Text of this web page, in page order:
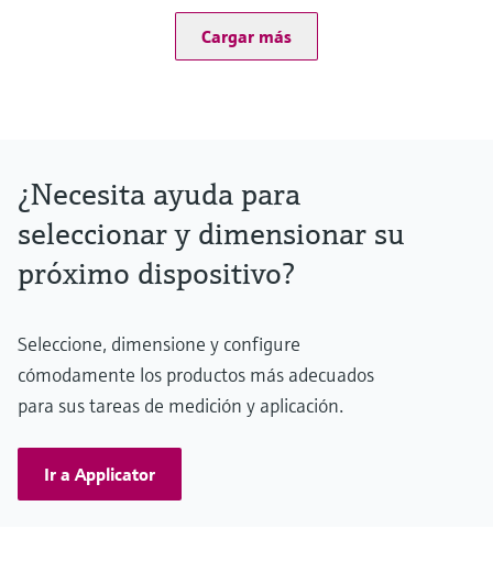
4x Pulse outputs open collector, 0.01 to 500 Hz
1x Meter pulse output for remote proving flow computers.
Cargar más
¿Necesita ayuda para
seleccionar y dimensionar su
próximo dispositivo?
Seleccione, dimensione y configure
cómodamente los productos más adecuados
para sus tareas de medición y aplicación.
Ir a Applicator